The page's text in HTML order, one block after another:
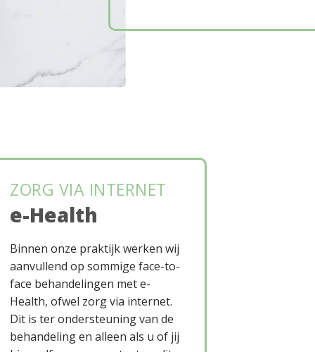
ZORG VIA INTERNET
e-Health
Binnen onze praktijk werken wij
aanvullend op sommige face-to-
face behandelingen met e-
Health, ofwel zorg via internet.
Dit is ter ondersteuning van de
behandeling en alleen als u of jij